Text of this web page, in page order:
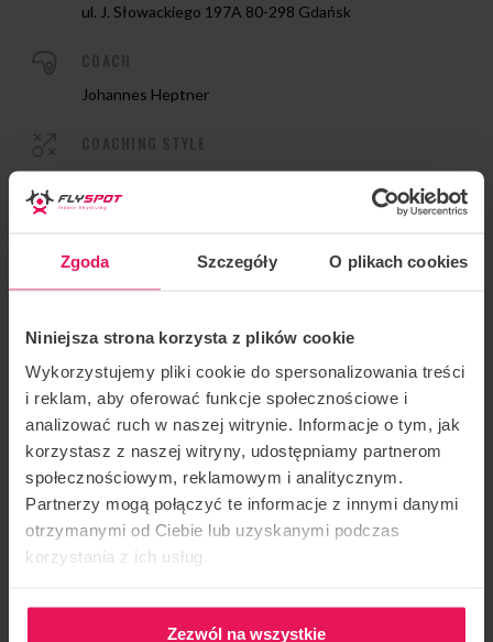
Zgoda Szczegóły O plikach cookies
Niniejsza strona korzysta z plików cookie
Wykorzystujemy pliki cookie do spersonalizowania treści
i reklam, aby oferować funkcje społecznościowe i
analizować ruch w naszej witrynie. Informacje o tym, jak
korzystasz z naszej witryny, udostępniamy partnerom
społecznościowym, reklamowym i analitycznym.
Partnerzy mogą połączyć te informacje z innymi danymi
otrzymanymi od Ciebie lub uzyskanymi podczas
korzystania z ich usług.
Zezwól na wszystkie
ul. J. Słowackiego 197A 80-298 Gdańsk
Johannes Heptner
Dynamic, Freestyle
Location: Flyspot Gdańsk
Date: 26-29.02.2024
Johannes is an experienced both tunnel and skydiving
coach. He has more than 2,000 jumps to his credit and
holds several European HD records to his credit. It is
perfect for coaching both dynamic and freestyle.